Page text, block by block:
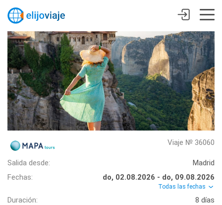
Viaje № 36060
Salida desde:
Madrid
Fechas:
do, 02.08.2026 - do, 09.08.2026
Todas las fechas
Duración:
8 días